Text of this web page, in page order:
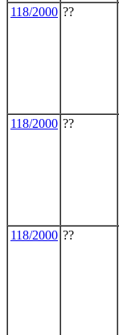
118/2000 ??
118/2000 ??
118/2000 ??